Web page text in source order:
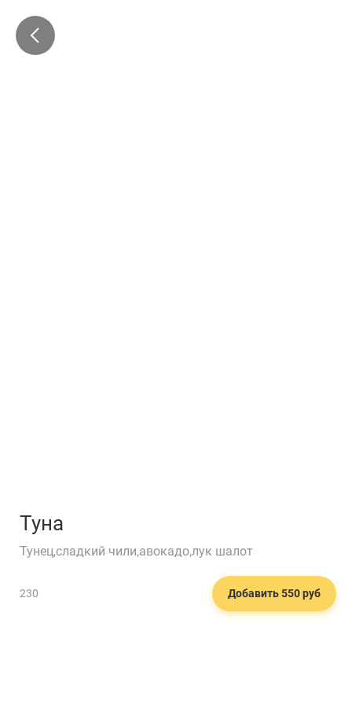
Туна
Тунец,сладкий чили,авокадо,лук шалот
230 Добавить 550 руб